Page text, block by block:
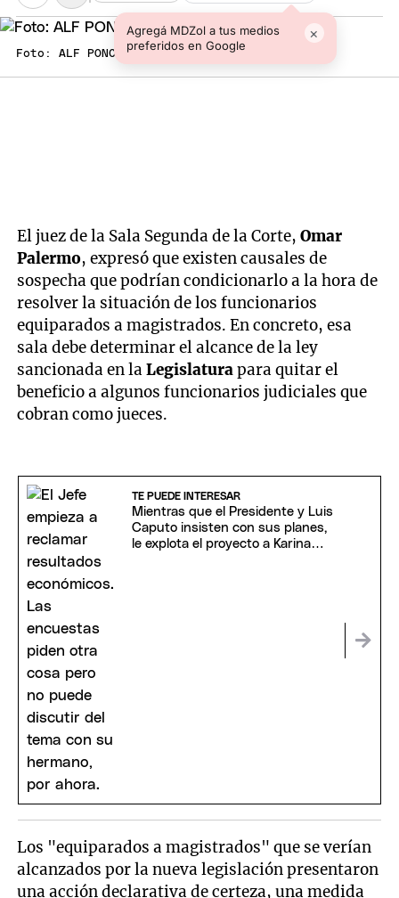
Agregá MDZol a tus medios
preferidos en Google
×
Foto: ALF PONCE MERCADO / MDZ
El juez de la Sala Segunda de la Corte,Omar
Palermo, expresó que existen causales de
sospecha que podrían condicionarlo a la hora de
resolver la situación de los funcionarios
equiparados a magistrados. En concreto, esa
sala debe determinar el alcance de la ley
sancionada en laLegislaturapara quitar el
beneficio a algunos funcionarios judiciales que
cobran como jueces.
TE PUEDE INTERESAR
Mientras que el Presidente y Luis
Caputo insisten con sus planes,
le explota el proyecto a Karina
Los "equiparados a magistrados" que se verían
alcanzados por la nueva legislación presentaron
una acción declarativa de certeza, una medida